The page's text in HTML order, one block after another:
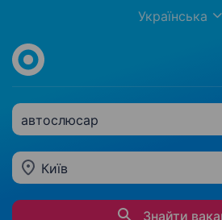
Українська
автослюсар
Київ
Знайти